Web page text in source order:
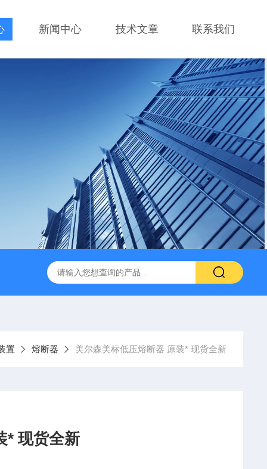
新闻中心 技术文章 联系我们
置 熔断器 美尔森美标低压熔断器 原装* 现货全新
* 现货全新